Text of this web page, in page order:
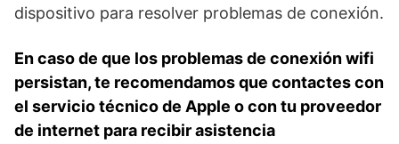
dispositivo para resolver problemas de conexión.
En caso de que los problemas de conexión wifi
persistan, ‍te recomendamos que contactes con
el⁣ servicio técnico de Apple o ​con ‍tu proveedor
de internet para recibir asistencia​